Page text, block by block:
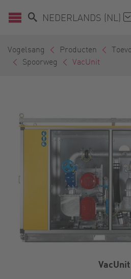
NEDERLANDS (NL)
Vogelsang Producten
Spoorweg
VacUnit
VacUnit